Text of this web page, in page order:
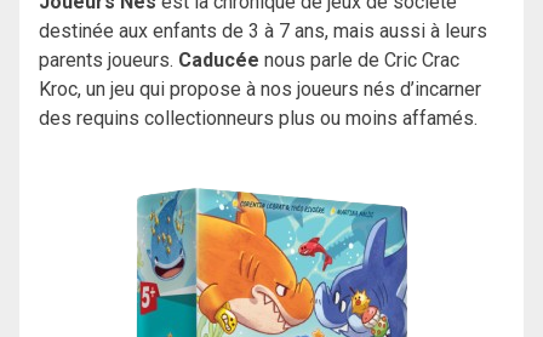
destinée aux enfants de 3 à 7 ans, mais aussi à leurs
parents joueurs. Caducée nous parle de Cric Crac
Kroc, un jeu qui propose à nos joueurs nés d’incarner
des requins collectionneurs plus ou moins affamés.